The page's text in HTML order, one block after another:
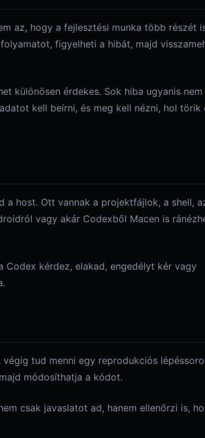
az, hogy a fejlesztési munka több részét
figyelheti a hibát, majd
különösen érdekes. Sok hiba ugyanis nem
kell beírni, és meg kell nézni, hol törik
a host. Ott vannak a projektfájlok, a shell,
vagy akár Codexből Macen is
kérdez, elakad, engedélyt kér vagy
tud menni egy reprodukciós
módosíthatja a kódot.
csak javaslatot ad, hanem ellenőrzi is,